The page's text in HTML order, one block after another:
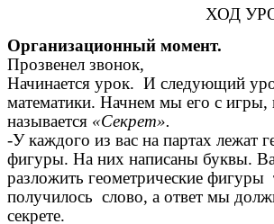
ХОД
Организационный момент.
Прозвенел звонок,
Начинается урок. И следующий
математики. Начнем мы его с игры,
называется «Секрет».
-У каждого из вас на партах лежат
фигуры. На них написаны буквы.
разложить геометрические фигуры
получилось слово, а ответ мы
секрете.